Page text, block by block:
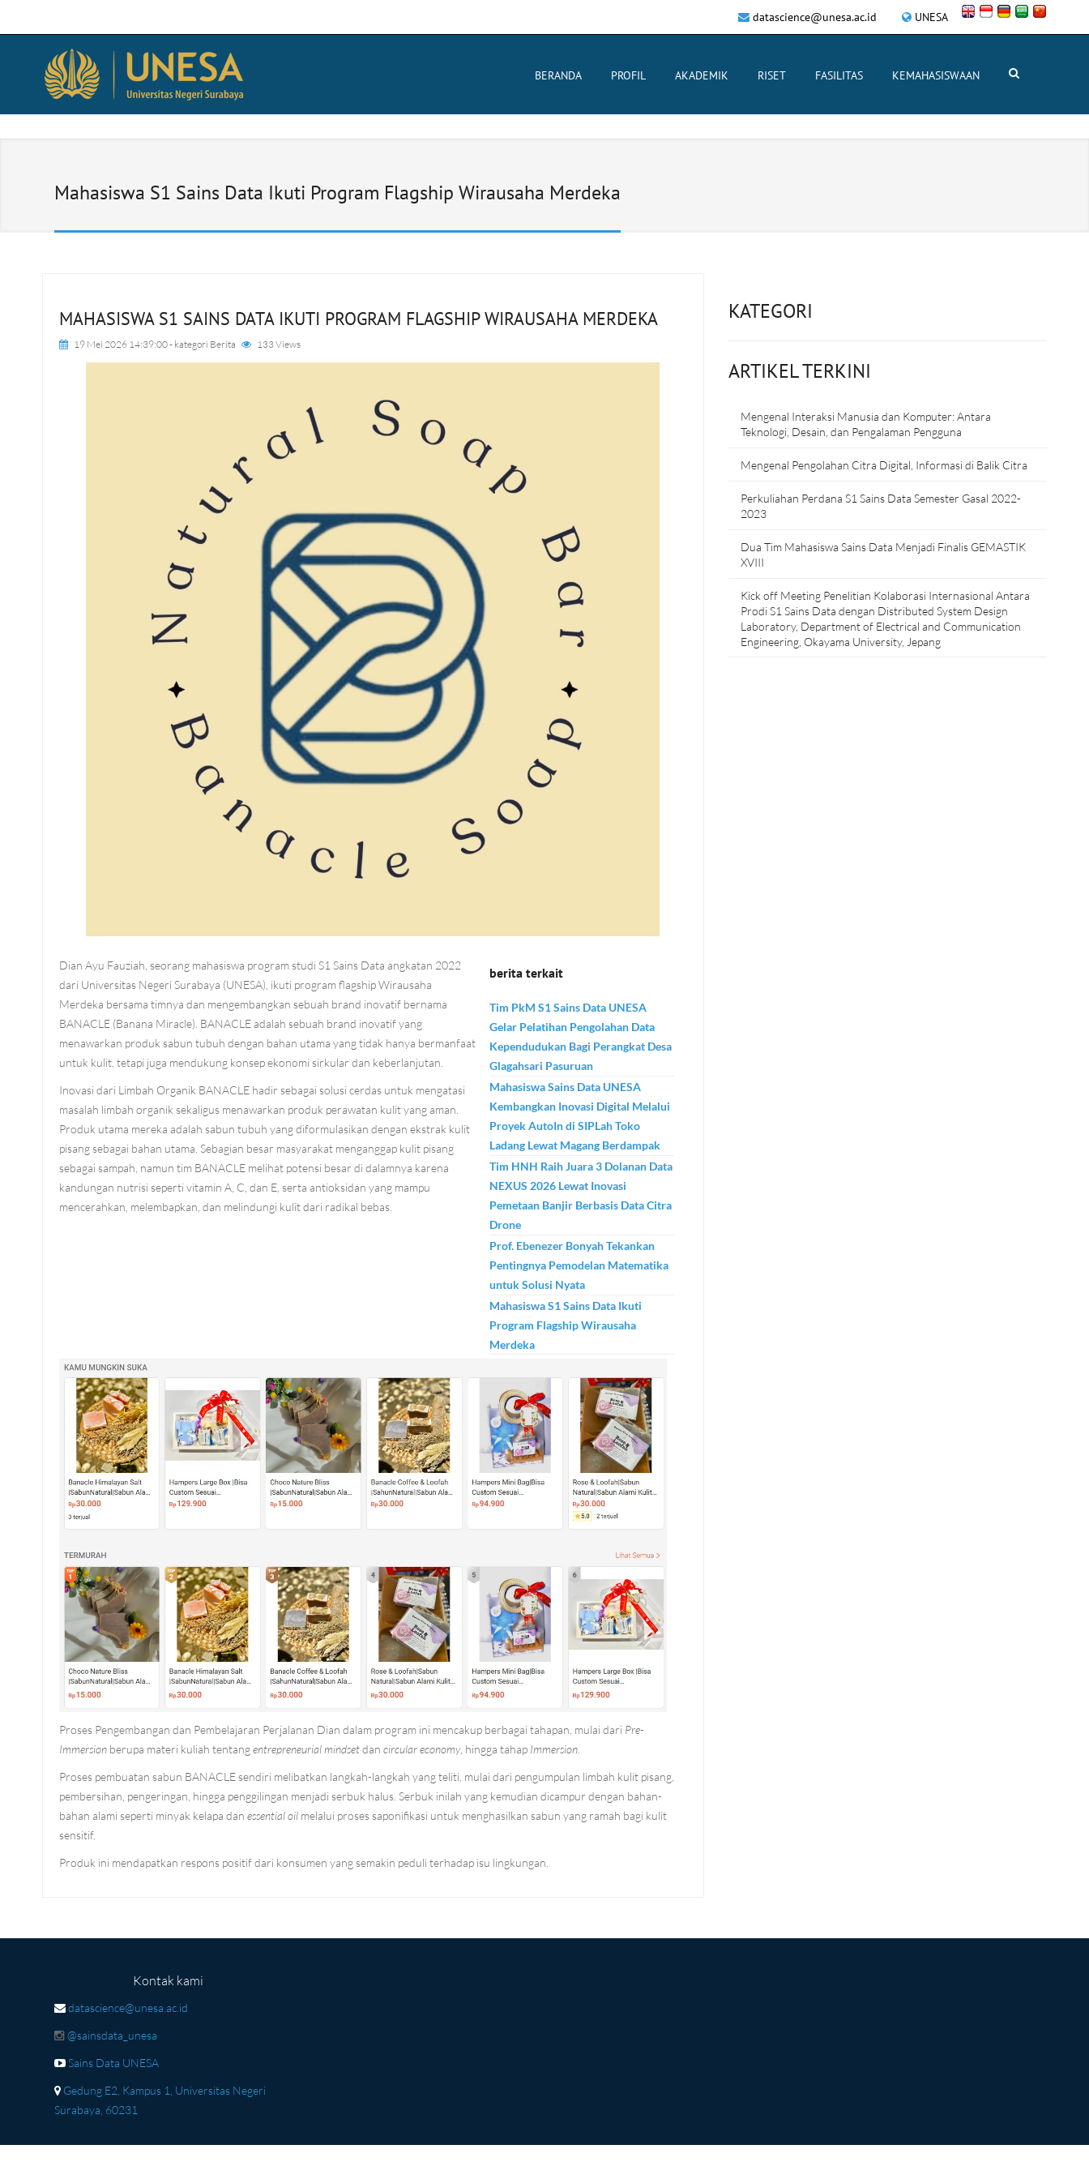
UNESA
datascience@unesa.ac.id
BERANDA PROFIL AKADEMIK RISET FASILITAS KEMAHASISWAAN
Mahasiswa S1 Sains Data Ikuti Program Flagship Wirausaha Merdeka
MAHASISWA S1 SAINS DATA IKUTI PROGRAM FLAGSHIP WIRAUSAHA MERDEKA
19 Mei 2026 14:39:00- kategori Berita 133 Views
berita terkait
Tim PkM S1 Sains Data UNESA
Gelar Pelatihan Pengolahan Data
Kependudukan Bagi Perangkat Desa
Glagahsari Pasuruan
Mahasiswa Sains Data UNESA
Kembangkan Inovasi Digital Melalui
Proyek AutoIn di SIPLah Toko
Ladang Lewat Magang Berdampak
Tim HNH Raih Juara 3 Dolanan Data
NEXUS 2026 Lewat Inovasi
Pemetaan Banjir Berbasis Data Citra
Drone
Prof. Ebenezer Bonyah Tekankan
Pentingnya Pemodelan Matematika
untuk Solusi Nyata
Mahasiswa S1 Sains Data Ikuti
Program Flagship Wirausaha
Merdeka
Dian Ayu Fauziah, seorang mahasiswa program studi S1 Sains Data angkatan 2022
dari Universitas Negeri Surabaya (UNESA), ikuti program flagship Wirausaha
Merdeka bersama timnya dan mengembangkan sebuah brand inovatif bernama
BANACLE (Banana Miracle). BANACLE adalah sebuah brand inovatif yang
menawarkan produk sabun tubuh dengan bahan utama yang tidak hanya bermanfaat
untuk kulit, tetapi juga mendukung konsep ekonomi sirkular dan keberlanjutan.
Inovasi dari Limbah Organik BANACLE hadir sebagai solusi cerdas untuk mengatasi
masalah limbah organik sekaligus menawarkan produk perawatan kulit yang aman.
Produk utama mereka adalah sabun tubuh yang diformulasikan dengan ekstrak kulit
pisang sebagai bahan utama. Sebagian besar masyarakat menganggap kulit pisang
sebagai sampah, namun tim BANACLE melihat potensi besar di dalamnya karena
kandungan nutrisi seperti vitamin A, C, dan E, serta antioksidan yang mampu
mencerahkan, melembapkan, dan melindungi kulit dari radikal bebas.
Proses Pengembangan dan Pembelajaran Perjalanan Dian dalam program ini mencakup berbagai tahapan, mulai dari Pre-
Immersion berupa materi kuliah tentangentrepreneurial mindsetdan circular economy, hingga tahap Immersion
Proses pembuatan sabun BANACLE sendiri melibatkan langkah-langkah yang teliti, mulai dari pengumpulan limbah kulit pisang,
pembersihan, pengeringan, hingga penggilingan menjadi serbuk halus. Serbuk inilah yang kemudian dicampur dengan bahan-
bahan alami seperti minyak kelapa dan essential oil melalui proses saponifikasi untuk menghasilkan sabun yang ramah bagi kulit
sensitif.
Produk ini mendapatkan respons positif dari konsumen yang semakin peduli terhadap isu lingkungan.
KATEGORI
ARTIKEL TERKINI
Mengenal Interaksi Manusia dan Komputer: Antara
Teknologi, Desain, dan Pengalaman Pengguna
Mengenal Pengolahan Citra Digital, Informasi di Balik Citra
Perkuliahan Perdana S1 Sains Data Semester Gasal 2022-
2023
Dua Tim Mahasiswa Sains Data Menjadi Finalis GEMASTIK
XVIII
Kick off Meeting Penelitian Kolaborasi Internasional Antara
Prodi S1 Sains Data dengan Distributed System Design
Laboratory, Department of Electrical and Communication
Engineering, Okayama University, Jepang
Kontak kami
datascience@unesa.ac.id
@sainsdata_unesa
Sains Data UNESA
Gedung E2, Kampus 1, Universitas Negeri
Surabaya, 60231